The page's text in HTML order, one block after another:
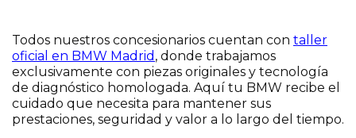
Todos nuestros concesionarios cuentan con taller
oficial en BMW Madrid , donde trabajamos
exclusivamente con piezas originales y tecnología
de diagnóstico homologada. Aquí tu BMW recibe el
cuidado que necesita para mantener sus
prestaciones, seguridad y valor a lo largo del tiempo.